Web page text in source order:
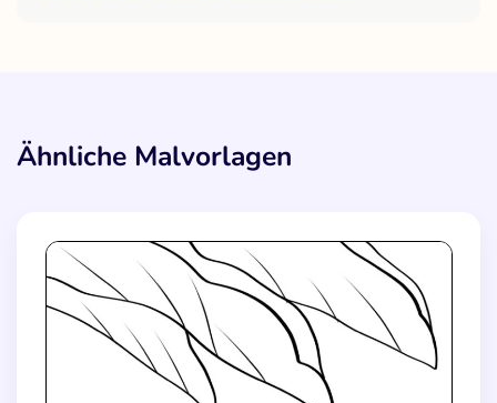
Ähnliche Malvorlagen